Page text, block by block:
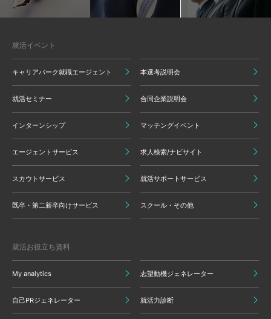
就活イベント
キャリアパーク就職エージェント 本選考説明会
就活セミナー 合同企業説明会
インターンシップ マッチングイベント
エージェントサービス 求人検索/ナビサイト
スカウトサービス 就活サポートサービス
既卒・第二新卒向けサービス スクール・その他
就活お役立ち資料
My analytics 志望動機ジェネレーター
自己PRジェネレーター 就活力診断